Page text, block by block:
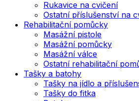
Rukavice na cvičení
Ostatní příslušenství na
Rehabilitační pomůcky
Masážní pistole
Masážní pomůcky
Masážní válce
Ostatní rehabilitační
Tašky a batohy
Tašky na jídlo a
Tašky do fitka